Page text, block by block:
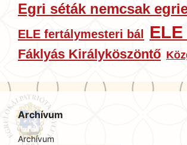
Egri séták nemcsak
ELE fertálymesteri bál
Fáklyás Királyköszöntő
Archívum
Archívum